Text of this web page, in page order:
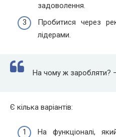
задоволення.
Пробитися через
лідерами.
На чому ж заробляти?
Є кілька варіантів:
На функціоналі,